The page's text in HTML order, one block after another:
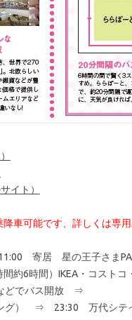
イト）
車可能です、詳しくは専
寄居 星の王子さま
約6時間）IKEA・コストコ
どでバス開放 ⇒
グ） ⇒ 23:30 万代シテ